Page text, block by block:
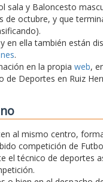
sala y Baloncesto
octubre, y que
en ella también están
.
en la propia web,
de Deportes en Ruiz
al mismo centro,
competición de
el técnico de deportes